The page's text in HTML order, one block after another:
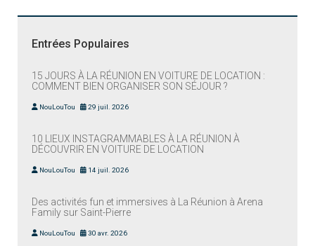
Entrées Populaires
15 JOURS À LA RÉUNION EN VOITURE DE LOCATION :
COMMENT BIEN ORGANISER SON SÉJOUR ?
NouLouTou 29 juil. 2026
10 LIEUX INSTAGRAMMABLES À LA RÉUNION À
DÉCOUVRIR EN VOITURE DE LOCATION
NouLouTou 14 juil. 2026
Des activités fun et immersives à La Réunion à Arena
Family sur Saint-Pierre
NouLouTou 30 avr. 2026